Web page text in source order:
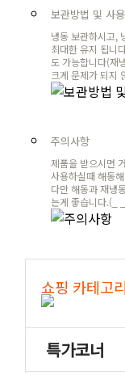
보관방법 및 사
냉동 보관하시고,
최대한 유지 됩니
도 가능합니다(재
크게 문제가 되지
주의사항
제품을 받으시면
사용하실때 해동
다만 해동과 재냉
는게 좋습니다.(_